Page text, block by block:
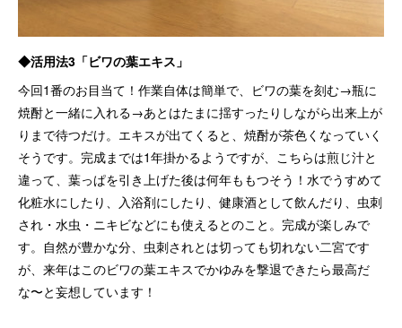
◆活用法3「ビワの葉エキス」
今回1番のお目当て！作業自体は簡単で、ビワの葉を刻む→瓶に
焼酎と一緒に入れる→あとはたまに揺すったりしながら出来上が
りまで待つだけ。エキスが出てくると、焼酎が茶色くなっていく
そうです。完成までは1年掛かるようですが、こちらは煎じ汁と
違って、葉っぱを引き上げた後は何年ももつそう！水でうすめて
化粧水にしたり、入浴剤にしたり、健康酒として飲んだり、虫刺
され・水虫・ニキビなどにも使えるとのこと。完成が楽しみで
す。自然が豊かな分、虫刺されとは切っても切れない二宮です
が、来年はこのビワの葉エキスでかゆみを撃退できたら最高だ
な〜と妄想しています！